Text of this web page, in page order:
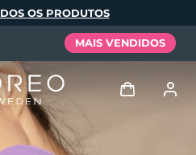
OS PRODUTOS
MAIS VENDIDOS